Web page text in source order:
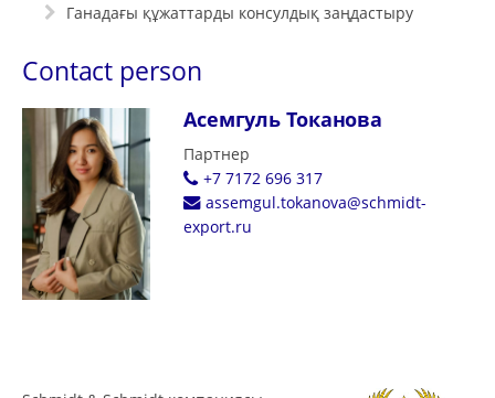
Ганадағы құжаттарды консулдық заңдастыру
Contact person
Асемгуль Токанова
Партнер
+7 7172 696 317
assemgul.tokanova@schmidt-
export.ru